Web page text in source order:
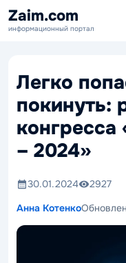
Zaim.com
информационный портал
Легко
покинуть:
– 2024»
30.01.2024
2927
Анна Котенко